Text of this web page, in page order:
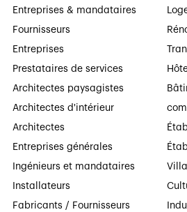
Entreprises & mandataires
Fournisseurs
Entreprises
Prestataires de services
Architectes paysagistes
Architectes d'intérieur
Architectes
Entreprises générales
Ingénieurs et mandataires
Installateurs
Fabricants / Fournisseurs